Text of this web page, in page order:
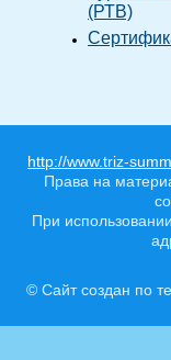
(РТВ)
http://www.triz-
Права на
При
© Сайт создан по